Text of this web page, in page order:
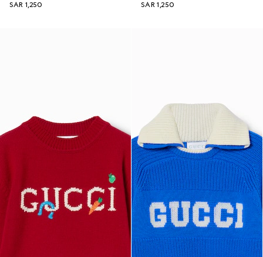
SAR 1,250
SAR 1,250